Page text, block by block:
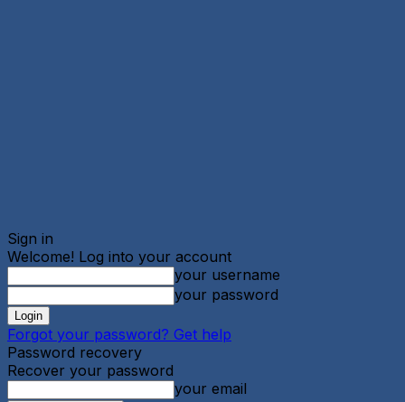
Sign in
Welcome! Log into your account
your username
your password
Forgot your password? Get help
Password recovery
Recover your password
your email